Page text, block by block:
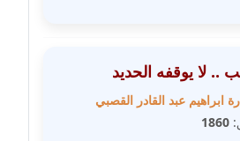
كمال
.. لا يوقفه الحديد
ابراهيم عبد القادر القصبي
1860